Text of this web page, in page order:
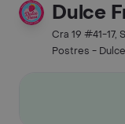
Dulce
Cra 19 #41-17,
Postres -